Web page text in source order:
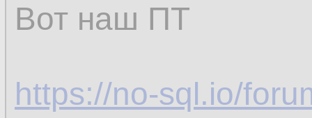
Вот наш ПТ
https://no-sql.io/